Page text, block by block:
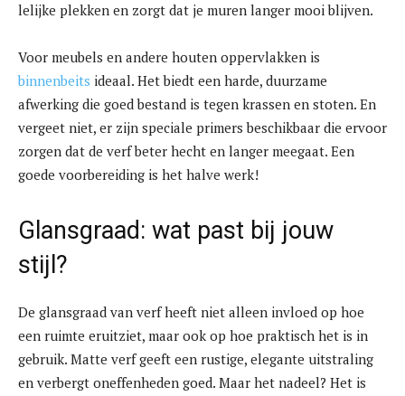
lelijke plekken en zorgt dat je muren langer mooi blijven.
Voor meubels en andere houten oppervlakken is
binnenbeits ideaal. Het biedt een harde, duurzame
afwerking die goed bestand is tegen krassen en stoten. En
vergeet niet, er zijn speciale primers beschikbaar die ervoor
zorgen dat de verf beter hecht en langer meegaat. Een
goede voorbereiding is het halve werk!
Glansgraad: wat past bij jouw
stijl?
De glansgraad van verf heeft niet alleen invloed op hoe
een ruimte eruitziet, maar ook op hoe praktisch het is in
gebruik. Matte verf geeft een rustige, elegante uitstraling
en verbergt oneffenheden goed. Maar het nadeel? Het is